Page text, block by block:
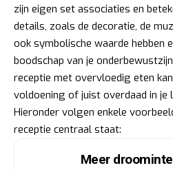
zijn eigen set associaties en
details, zoals de decoratie, de
ook symbolische waarde hebben
boodschap van je
receptie met overvloedig eten
voldoening of juist overdaad in je
Hieronder volgen enkele
receptie centraal staat:
Meer